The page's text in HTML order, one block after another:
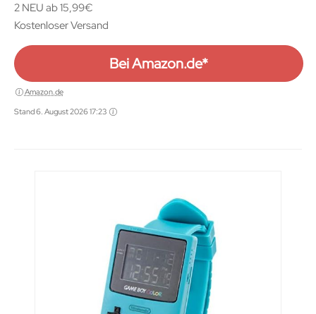
2 NEU ab 15,99€
Kostenloser Versand
Bei Amazon.de*
Amazon.de
Stand 6. August 2026 17:23